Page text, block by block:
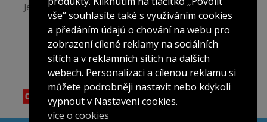
Jeollabuk-do, Korea
vše“ souhlasíte také s využíváním cookies
a předáním údajů o chování na webu pro
zobrazení cílené reklamy na sociálních
sítích a v reklamních sítích na dalších
webech. Personalizaci a cílenou reklamu si
můžete podrobněji nastavit nebo kdykoli
vypnout v Nastavení cookies.
více o cookies